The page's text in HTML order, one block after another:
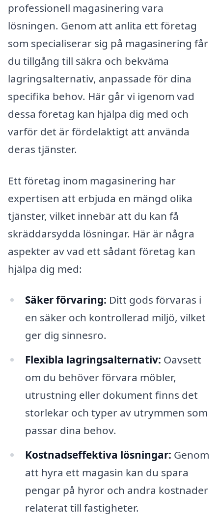
professionell magasinering vara
lösningen. Genom att anlita ett företag
som specialiserar sig på magasinering får
du tillgång till säkra och bekväma
lagringsalternativ, anpassade för dina
specifika behov. Här går vi igenom vad
dessa företag kan hjälpa dig med och
varför det är fördelaktigt att använda
deras tjänster.
Ett företag inom magasinering har
expertisen att erbjuda en mängd olika
tjänster, vilket innebär att du kan få
skräddarsydda lösningar. Här är några
aspekter av vad ett sådant företag kan
hjälpa dig med:
Säker förvaring: Ditt gods förvaras i
en säker och kontrollerad miljö, vilket
ger dig sinnesro.
Flexibla lagringsalternativ: Oavsett
om du behöver förvara möbler,
utrustning eller dokument finns det
storlekar och typer av utrymmen som
passar dina behov.
Kostnadseffektiva lösningar: Genom
att hyra ett magasin kan du spara
pengar på hyror och andra kostnader
relaterat till fastigheter.